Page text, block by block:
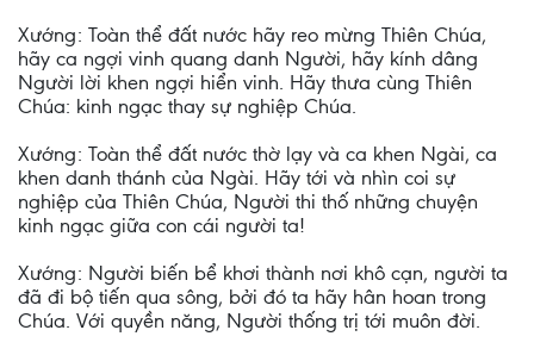
Xướng: Toàn thể đất nước hãy reo mừng Thiên Chúa,
hãy ca ngợi vinh quang danh Người, hãy kính dâng
Người lời khen ngợi hiển vinh. Hãy thưa cùng Thiên
Chúa: kinh ngạc thay sự nghiệp Chúa.
Xướng: Toàn thể đất nước thờ lạy và ca khen Ngài, ca
khen danh thánh của Ngài. Hãy tới và nhìn coi sự
nghiệp của Thiên Chúa, Người thi thố những chuyện
kinh ngạc giữa con cái người ta!
Xướng: Người biến bể khơi thành nơi khô cạn, người ta
đã đi bộ tiến qua sông, bởi đó ta hãy hân hoan trong
Chúa. Với quyền năng, Người thống trị tới muôn đời.